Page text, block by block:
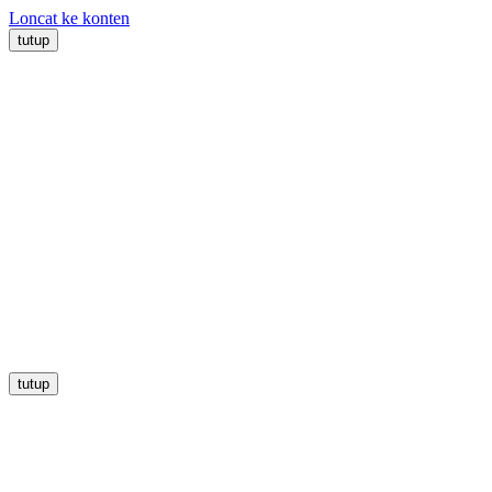
Loncat ke konten
tutup
tutup